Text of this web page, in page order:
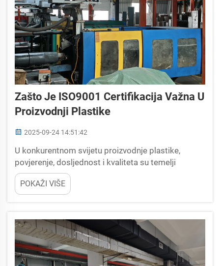
Zašto Je ISO9001 Certifikacija Važna U
Proizvodnji Plastike
2025-09-24 14:51:42
U konkurentnom svijetu proizvodnje plastike,
povjerenje, dosljednost i kvaliteta su temelji
dugoročnog uspjeha. Za poslovne subjekte i
klijente jednako, razlikovanje pouzdanih
proizvođača od ostalih može biti izazov —
POKAŽI VIŠE